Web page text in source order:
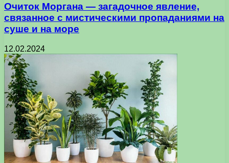
Очиток Моргана — загадочное явление,
связанное с мистическими пропаданиями на
суше и на море
12.02.2024